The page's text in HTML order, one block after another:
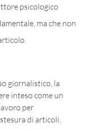
psicologico
ma che non
giornalistico, la
inteso come un
per
di articoli.